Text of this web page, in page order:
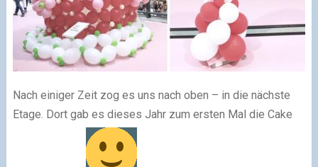
Nach einiger Zeit zog es uns nach oben – in die nächste
Etage. Dort gab es dieses Jahr zum ersten Mal die Cake